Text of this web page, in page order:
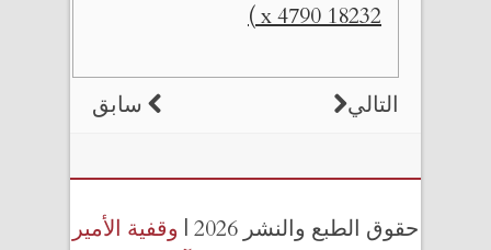
18232 x 4790 )
سابق التالي
حقوق الطبع والنشر 2026 |
وقفية الأمير